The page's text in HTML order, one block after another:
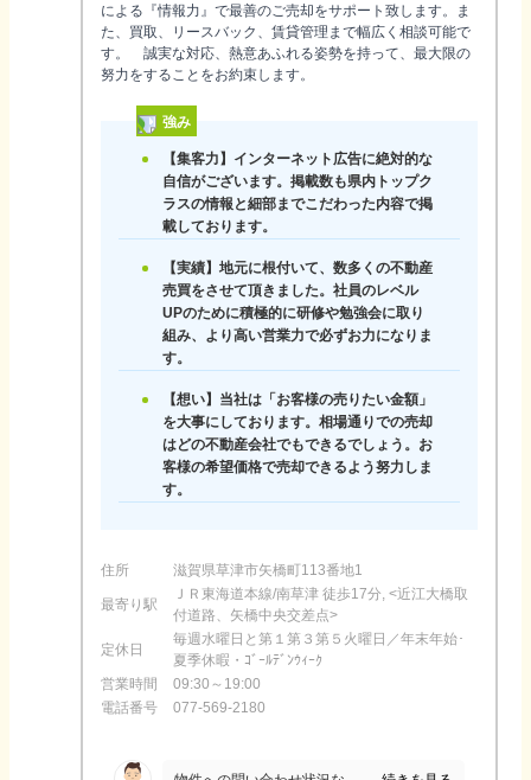
による『情報力』で最善のご売却をサポート致します。ま
た、買取、リースバック、賃貸管理まで幅広く相談可能で
す。 誠実な対応、熱意あふれる姿勢を持って、最大限の
努力をすることをお約束します。
強み
【集客力】インターネット広告に絶対的な
自信がございます。掲載数も県内トップク
ラスの情報と細部までこだわった内容で掲
載しております。
【実績】地元に根付いて、数多くの不動産
売買をさせて頂きました。社員のレベル
UPのために積極的に研修や勉強会に取り
組み、より高い営業力で必ずお力になりま
す。
【想い】当社は「お客様の売りたい金額」
を大事にしております。相場通りでの売却
はどの不動産会社でもできるでしょう。お
客様の希望価格で売却できるよう努力しま
す。
住所 滋賀県草津市矢橋町113番地1
最寄り駅
ＪＲ東海道本線/南草津 徒歩17分, <近江大橋取
付道路、矢橋中央交差点>
定休日
毎週水曜日と第１第３第５火曜日／年末年始･
夏季休暇・ｺﾞｰﾙﾃﾞﾝｳｨｰｸ
営業時間
09:30～19:00
電話番号
077-569-2180